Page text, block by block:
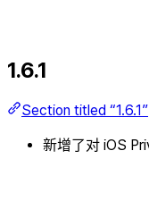
1.6.1
Section titled “1.6.1”
新增了对 iOS